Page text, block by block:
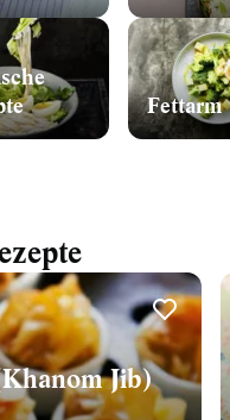
Fettarm
Jib)